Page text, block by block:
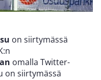
on siirtymässä
omalla Twitter-
on siirtymässä